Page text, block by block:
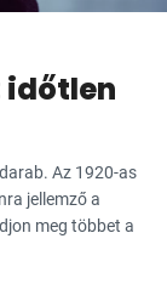
időtlen
Az 1920-as
jellemző a
meg többet a